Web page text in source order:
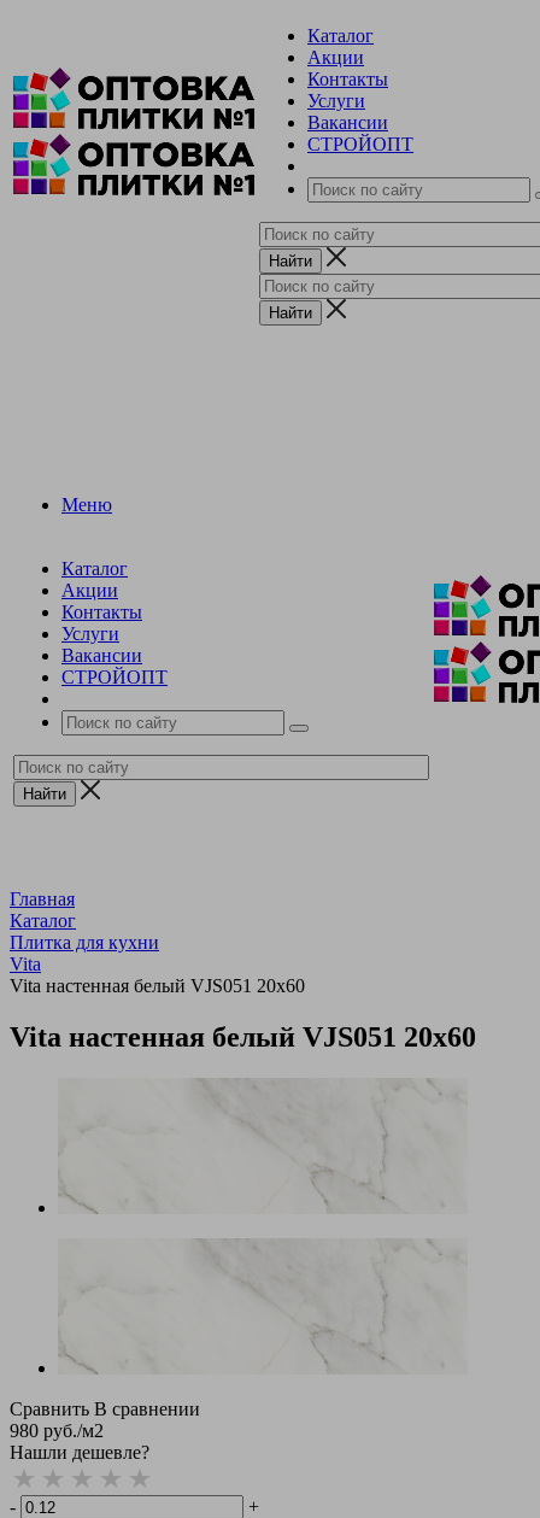
Каталог
Акции
Контакты
Услуги
Вакансии
СТРОЙОПТ
Меню
Каталог
Акции
Контакты
Услуги
Вакансии
СТРОЙОПТ
Главная
Каталог
Плитка для кухни
Vita
Vita настенная белый VJS051 20х60
Vita настенная белый VJS051 20х60
Сравнить В сравнении
980 руб./м2
Нашли дешевле?
-
+